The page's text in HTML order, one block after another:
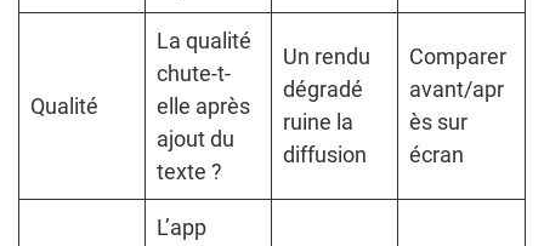
Qualité
La qualité
chute-t-
elle après
ajout du
texte ?
Un rendu
dégradé
ruine la
diffusion
Comparer
avant/apr
ès sur
écran
L’app